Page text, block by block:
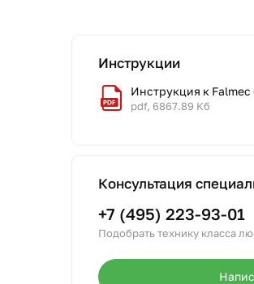
Инструкции
Инструкция к Falmec
pdf, 6867.89 Кб
Консультация
+7 (495) 223-93-01
Подобрать технику класса